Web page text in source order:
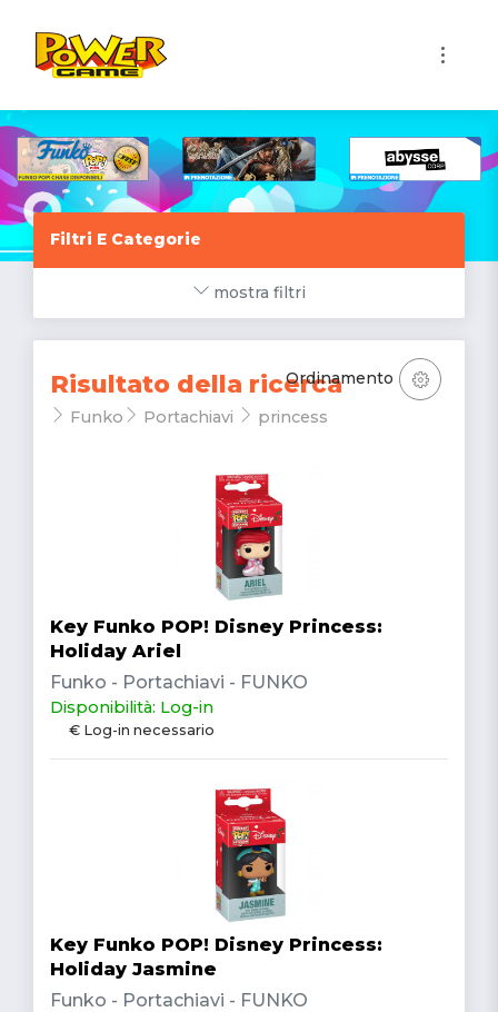
Filtri E Categorie
mostra filtri
Risultato della ricerca
Funko Portachiavi princess
Ordinamento
Key Funko POP! Disney Princess:
Holiday Ariel
Funko - Portachiavi - FUNKO
Disponibilità: Log-in
€ Log-in necessario
Key Funko POP! Disney Princess:
Holiday Jasmine
Funko - Portachiavi - FUNKO